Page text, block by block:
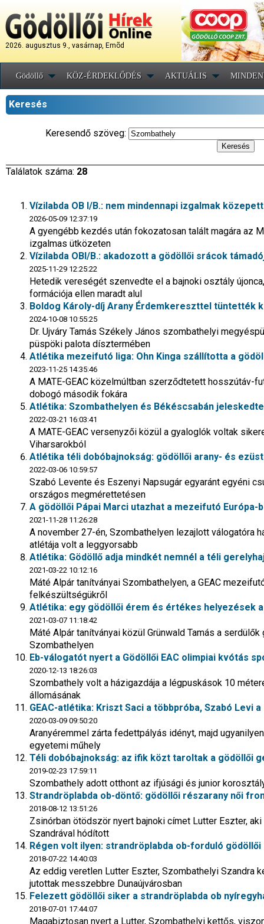
2026. augusztus 9., vasárnap, Emõd
Gödöllő KÖZ-ÉRDEKLŐDÉS AKTUÁLIS
Keresés
Keresendő szöveg:
Találatok száma: 28
Vízilabda OB I/B.: nem mindennapi izgalmak
2026-05-09 12:37:19
A gyengébb kezdés után fokozatosan talált magára az
izgalmas ütközeten
Vízilabda OBI/B.: akadozott a gödöllői srácok
2025-11-29 12:25:22
Hetedik vereségét szenvedte el a bajnoki osztály
formációja ellen maradt alul
Boldog Károly-díj Arany Érdemkereszttel tüntették
2024-10-08 10:55:25
Dr. Ujváry Tamás Székely János szombathelyi
püspöki palota dísztermében
Atlétika mezeifutó liga: Ohn Kinga szállította a
2023-11-25 14:35:46
A MATE-GEAC közelmúltban szerződtetett hosszútáv-
dobogó második fokára
Atlétika: Szombathelyen és Békéscsabán
2022-03-21 16:03:41
A MATE-GEAC versenyzői közül a gyaloglók voltak
Viharsarokból
Atlétika téli dobóbajnokság: gödöllői arany- és
2022-03-06 10:59:57
Szabó Levente és Eszenyi Napsugár egyaránt egyéni
országos megmérettetésen
A gödöllői Pápai Marci utazhat a mezeifutó Európa-
2021-11-28 11:26:28
A november 27-én, Szombathelyen lezajlott válogatóra
atlétája volt a leggyorsabb
Atlétika: Gödöllő adja mindkét nemnél a téli
2021-03-22 10:12:16
Máté Alpár tanítványai Szombathelyen, a GEAC
felkészültségükről
Atlétika: egy gödöllői érem és értékes helyezések
2021-03-07 11:18:42
Máté Alpár tanítványai közül Grünwald Tamás a
Szombathelyen
Eb-válogatót nyert a Gödöllői EAC olimpiai kvótás
2020-12-13 18:26:03
Szombathely volt a házigazdája a légpuskások 10
állomásának
GEAC-atlétika: Kriszt Saci a többpróba, Szabó Levi
2020-03-09 09:50:20
Aranyéremmel zárta fedettpályás idényt, majd
egyetemi műhely
Téli dobóbajnokság: az ifik közt taroltak a gödöllői
2019-02-23 17:59:11
Szombathely adott otthont az ifjúsági és junior
Strandröplabda ob-döntő: gödöllői részarany női
2018-08-12 13:51:26
Zsinórban ötödször nyert bajnoki címet Lutter Eszter,
Szandrával hódított
Régen volt ilyen: strandröplabda ob-forduló gödöllői
2018-07-22 14:40:03
Az eddig veretlen Lutter Eszter, Szombathelyi Szandra
jutottak messzebbre Dunaújvárosban
Felezett gödöllői siker a strandröplabda ob
2018-07-01 17:44:07
Magabiztosan nyert a Lutter, Szombathelyi kettős,